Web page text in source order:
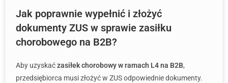
Jak poprawnie wypełnić i złożyć
dokumenty ZUS w sprawie zasiłku
chorobowego na B2B?
Aby uzyskaćzasiłek chorobowy w ramach L4 na B2B,
przedsiębiorca musi złożyć w ZUS odpowiednie dokumenty.